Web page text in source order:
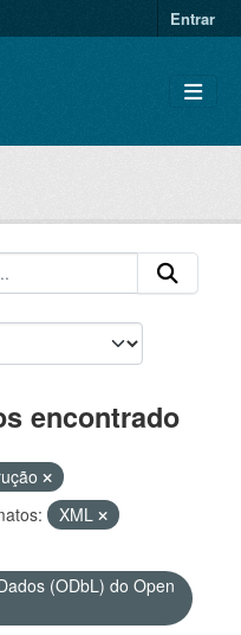
Entrar
encontrado
XML
(ODbL) do Open